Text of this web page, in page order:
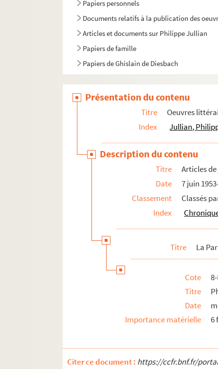
Papiers personnels
Documents relatifs à la publication des
Articles et documents sur Philippe Jullian
Papiers de famille
Papiers de Ghislain de Diesbach
Présentation du contenu
Titre
Oeuvres
Index
Jullian,
Description du contenu
Titre
Articles
Date
7 juin
Classement
Classés
Index
Titre La
Cote
Titre
Date
Importance matérielle
6
Citer ce document : https://ccfr.bnf.fr/